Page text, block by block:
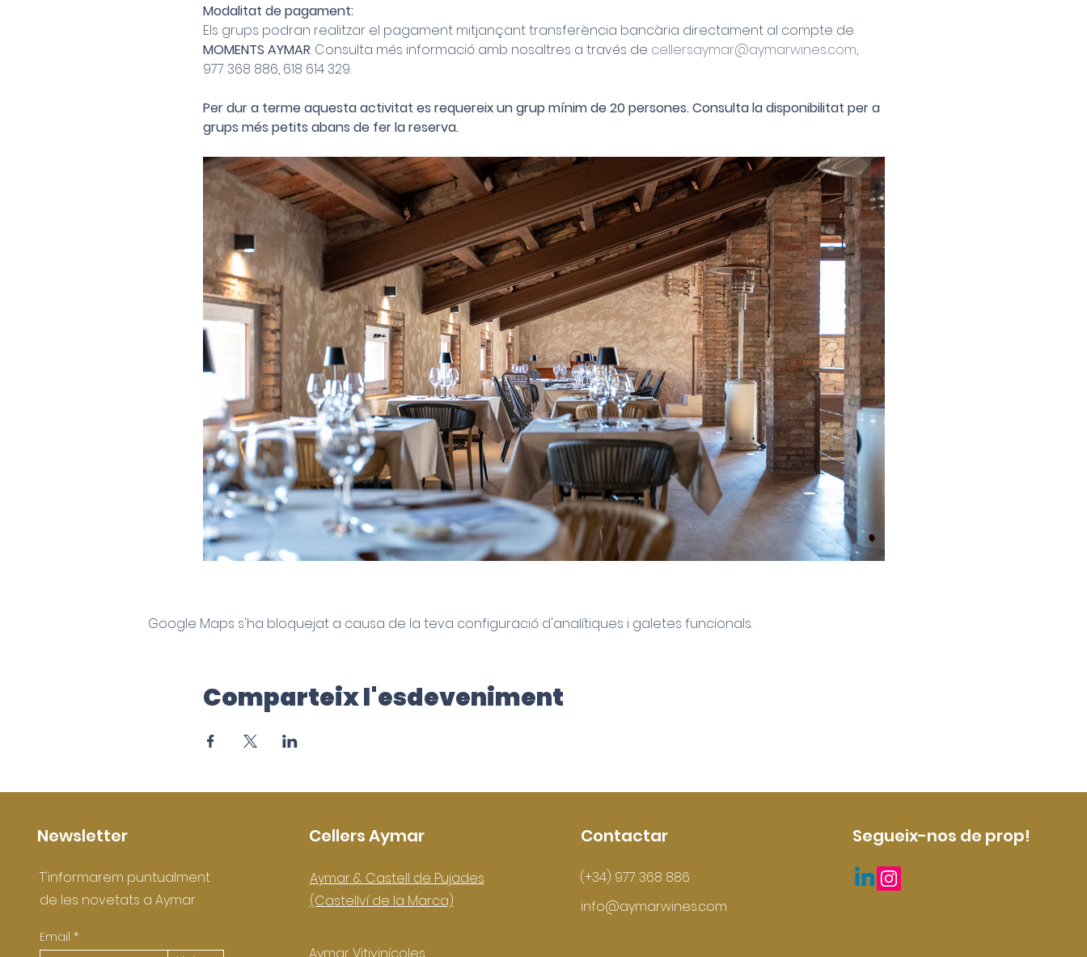
Modalitat de pagament:
Els grups podran realitzar el pagament mitjançant transferència bancària directament al compte de
MOMENTS AYMAR. Consulta més informació amb nosaltres a través de cellersaymar@aymarwines.com,
977 368 886, 618 614 329.
Per dur a terme aquesta activitat es requereix un grup mínim de 20 persones. Consulta la disponibilitat per a
grups més petits abans de fer la reserva.
Google Maps s'ha bloquejat a causa de la teva configuració d'analítiques i galetes funcionals.
Comparteix l'esdeveniment
Newsletter
T'informarem puntualment
de les novetats a Aymar
Email
Cellers Aymar
Aymar & Castell de Pujades
(Castellví de la Marca)
Contactar
(+34) 977 368 886
info@aymarwines.com
Segueix-nos de prop!